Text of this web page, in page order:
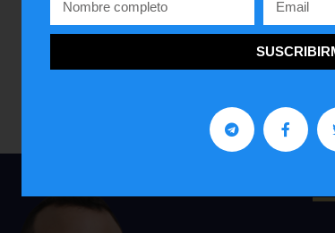
economía y política de
Venezuela.